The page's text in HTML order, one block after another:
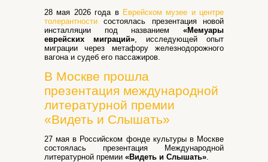
28 мая 2026 года в Еврейском музее и центре
толерантности состоялась презентация новой
инсталляции под названием «Мемуары
еврейских миграций», исследующей опыт
миграции через метафору железнодорожного
вагона и судеб его пассажиров.
В Москве прошла
презентация международной
литературной премии
«Видеть и Слышать»
27 мая в Российском фонде культуры в Москве
состоялась презентация Международной
литературной премии «Видеть и Слышать».